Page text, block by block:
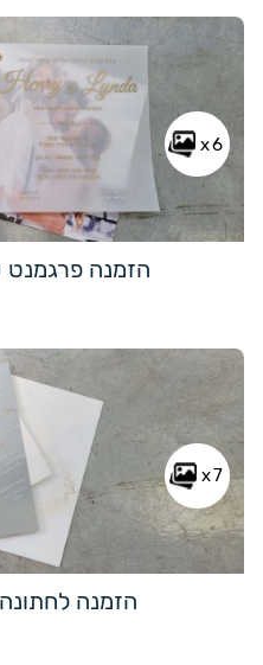
x6
הזמנה פרגמנט
x7
הזמנה